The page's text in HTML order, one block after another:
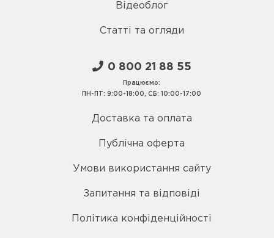
Відеоблог
Статті та огляди
0 800 21 88 55
Працюємо:
ПН-ПТ: 9:00-18:00, СБ: 10:00-17:00
Доставка та оплата
Публічна оферта
Умови використання сайту
Запитання та відповіді
Політика конфіденційності